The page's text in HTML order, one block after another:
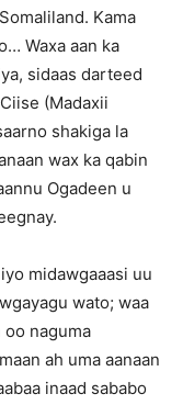
Kama
Waxa aan ka
sidaas darteed
(Madaxii
shakiga la
wax ka qabin
Ogadeen u
midawgaaasi uu
wato; waa
oo naguma
ah uma aanaan
inaad sababo